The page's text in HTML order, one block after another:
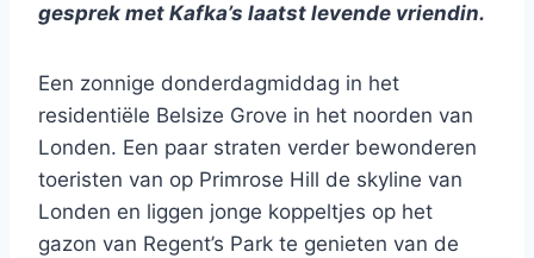
gesprek met Kafka’s laatst levende vriendin.
Een zonnige donderdagmiddag in het
residentiële Belsize Grove in het noorden van
Londen. Een paar straten verder bewonderen
toeristen van op Primrose Hill de skyline van
Londen en liggen jonge koppeltjes op het
gazon van Regent’s Park te genieten van de